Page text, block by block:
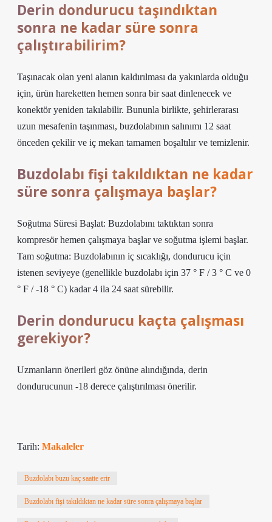
Derin dondurucu taşındıktan
sonra ne kadar süre sonra
çalıştırabilirim?
Taşınacak olan yeni alanın kaldırılması da yakınlarda olduğu
için, ürün hareketten hemen sonra bir saat dinlenecek ve
konektör yeniden takılabilir. Bununla birlikte, şehirlerarası
uzun mesafenin taşınması, buzdolabının salınımı 12 saat
önceden çekilir ve iç mekan tamamen boşaltılır ve temizlenir.
Buzdolabı fişi takıldıktan ne kadar
süre sonra çalışmaya başlar?
Soğutma Süresi Başlat: Buzdolabını taktıktan sonra
kompresör hemen çalışmaya başlar ve soğutma işlemi başlar.
Tam soğutma: Buzdolabının iç sıcaklığı, dondurucu için
istenen seviyeye (genellikle buzdolabı için 37 ° F / 3 ° C ve 0
° F / -18 ° C) kadar 4 ila 24 saat sürebilir.
Derin dondurucu kaçta çalışması
gerekiyor?
Uzmanların önerileri göz önüne alındığında, derin
dondurucunun -18 derece çalıştırılması önerilir.
Tarih: Makaleler
Buzdolabı buzu kaç saatte erir
Buzdolabı fişi takıldıktan ne kadar süre sonra çalışmaya başlar